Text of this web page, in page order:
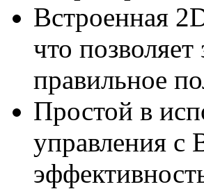
Встроенная
что
правильное
Простой в
управления с